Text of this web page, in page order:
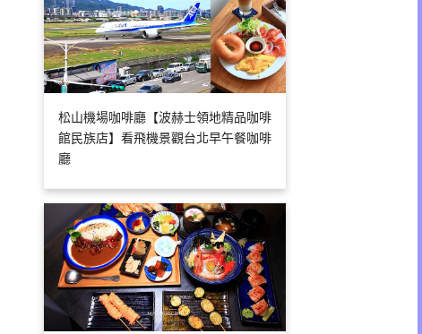
松山機場咖啡廳【波赫士領地精品咖啡
館民族店】看飛機景觀台北早午餐咖啡
廳